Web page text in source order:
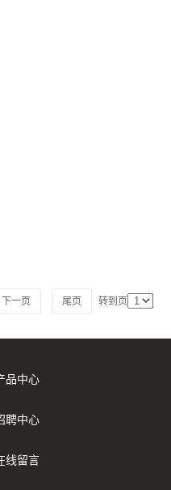
下一页 尾页 转到页
品中心
聘中心
线留言